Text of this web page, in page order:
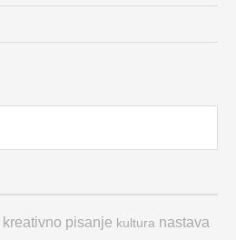
kreativno pisanje kultura nastava